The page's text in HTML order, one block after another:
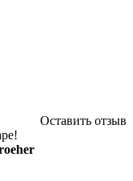
Оставить отзыв